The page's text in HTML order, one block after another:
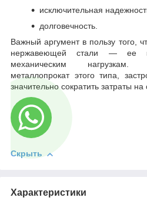
исключительная
долговечность.
Важный аргумент в пользу того,
нержавеющей стали — ее
механическим нагрузкам.
металлопрокат этого типа,
значительно сократить затраты на
Скрыть
Характеристики